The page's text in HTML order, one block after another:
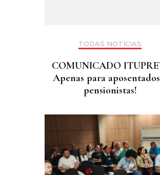
TODAS NOTÍCIAS
COMUNICADO
Apenas para
pensionistas!